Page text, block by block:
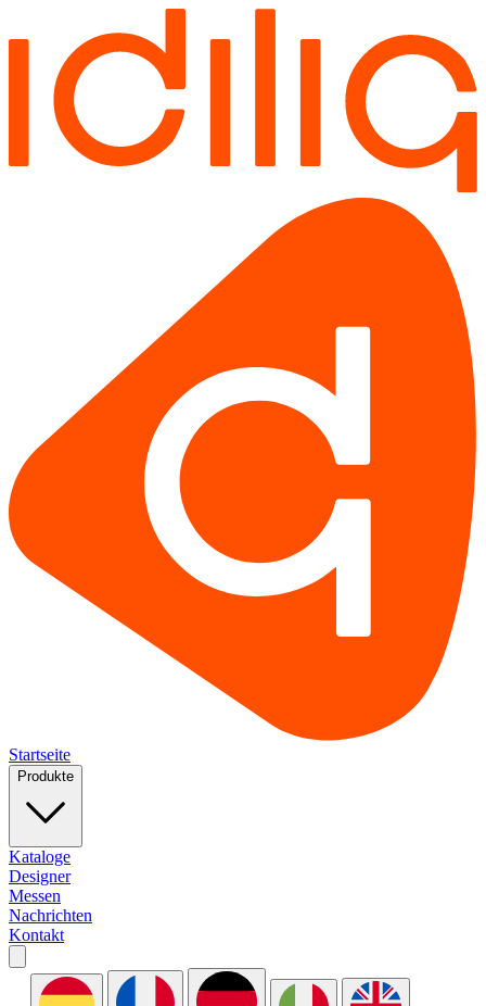
Startseite
Produkte
Kataloge
Designer
Messen
Nachrichten
Kontakt